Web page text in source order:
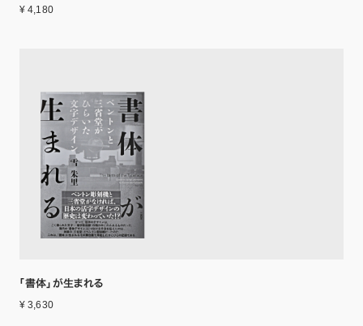
¥ 4,180
「書体」が生まれる
¥ 3,630